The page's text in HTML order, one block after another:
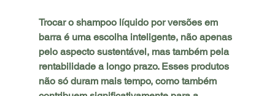
Trocar o shampoo líquido por versões em
barra é uma escolha inteligente, não apenas
pelo aspecto sustentável, mas também pela
rentabilidade a longo prazo. Esses produtos
não só duram mais tempo, como também